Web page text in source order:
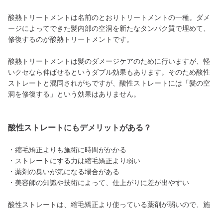
酸熱トリートメントは名前のとおりトリートメントの一種。ダメ
ージによってできた髪内部の空洞を新たなタンパク質で埋めて、
修復するのが酸熱トリートメントです。
酸熱トリートメントは髪のダメージケアのために行いますが、軽
いクセなら伸ばせるというダブル効果もあります。そのため酸性
ストレートと混同されがちですが、酸性ストレートには「髪の空
洞を修復する」という効果はありません。
酸性ストレートにもデメリットがある？
・縮毛矯正よりも施術に時間がかかる
・ストレートにする力は縮毛矯正より弱い
・薬剤の臭いが気になる場合がある
・美容師の知識や技術によって、仕上がりに差が出やすい
酸性ストレートは、縮毛矯正より使っている薬剤が弱いので、施